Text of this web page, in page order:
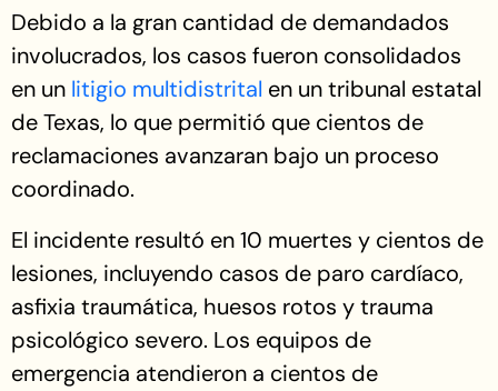
Debido a la gran cantidad de demandados
involucrados, los casos fueron consolidados
en un litigio multidistrital en un tribunal estatal
de Texas, lo que permitió que cientos de
reclamaciones avanzaran bajo un proceso
coordinado.
El incidente resultó en 10 muertes y cientos de
lesiones, incluyendo casos de paro cardíaco,
asfixia traumática, huesos rotos y trauma
psicológico severo. Los equipos de
emergencia atendieron a cientos de